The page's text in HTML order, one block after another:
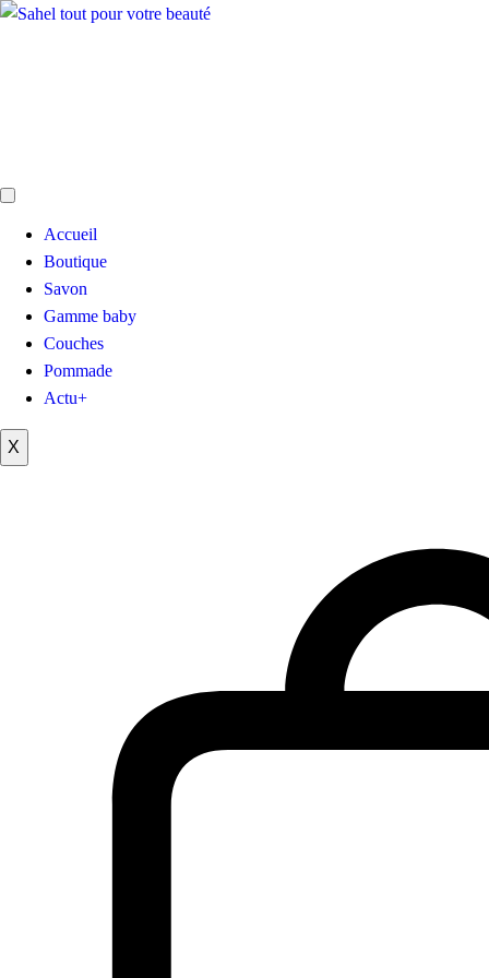
Accueil
Boutique
Savon
Gamme baby
Couches
Pommade
Actu+
X